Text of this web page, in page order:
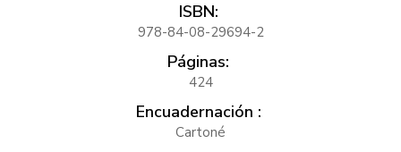
ISBN:
978-84-08-29694-2
Páginas:
424
Encuadernación :
Cartoné